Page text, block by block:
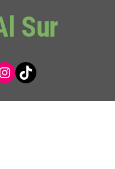
Sur
Instagram
TikTok